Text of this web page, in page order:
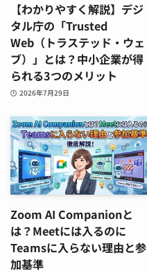
【わかりやすく解説】デジ
タル庁の「Trusted
Web（トラステッド・ウェ
ブ）」とは？中小企業が得
られる3つのメリット
2026年7月29日
Zoom AI Companionと
は？Meetには入るのに
Teamsに入らない理由と参
加基準